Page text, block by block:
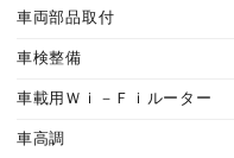
車両部品取付
車検整備
車載用Ｗｉ－Ｆｉルーター
車高調